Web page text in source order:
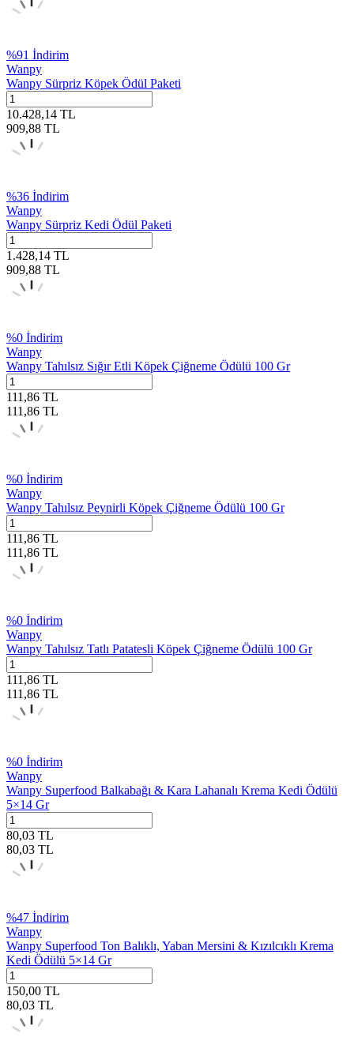
%91 İndirim
Wanpy
Wanpy Sürpriz Köpek Ödül Paketi
10.428,14 TL
909,88 TL
%36 İndirim
Wanpy
Wanpy Sürpriz Kedi Ödül Paketi
1.428,14 TL
909,88 TL
%0 İndirim
Wanpy
Wanpy Tahılsız Sığır Etli Köpek Çiğneme Ödülü 100 Gr
111,86 TL
111,86 TL
%0 İndirim
Wanpy
Wanpy Tahılsız Peynirli Köpek Çiğneme Ödülü 100 Gr
111,86 TL
111,86 TL
%0 İndirim
Wanpy
Wanpy Tahılsız Tatlı Patatesli Köpek Çiğneme Ödülü 100 Gr
111,86 TL
111,86 TL
%0 İndirim
Wanpy
Wanpy Superfood Balkabağı & Kara Lahanalı Krema Kedi Ödülü
5×14 Gr
80,03 TL
80,03 TL
%47 İndirim
Wanpy
Wanpy Superfood Ton Balıklı, Yaban Mersini & Kızılcıklı Krema
Kedi Ödülü 5×14 Gr
150,00 TL
80,03 TL